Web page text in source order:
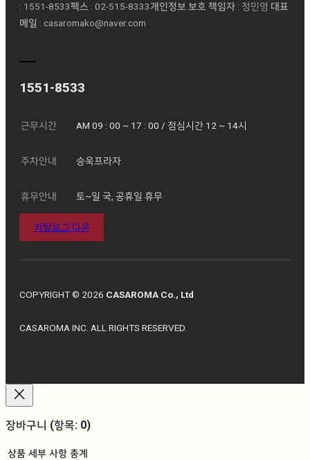
: 1551-8533ㅤ팩스 : 02-515-8333ㅤ개인정보 보호 책임자 : 정민영 ㅤ 대표
메일 : casaromako@naver.com
1551-8533
근무시간 AM 09 : 00 ~ 17 : 00 / 점심시간 12 ~ 14시
주차안내 승욱프라자
휴무안내 토~일 국, 공휴일 휴무
카탈로그 다운
COPYRIGHT © 2026 CASAROMA Co., Ltd
CASAROMA INC. ALL RIGHTS RESERVED.
장바구니 (항목: 0)
상품 세부 사항 총계